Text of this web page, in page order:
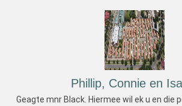
Phillip, Connie en
Geagte mnr Black. Hiermee wil ek u en die